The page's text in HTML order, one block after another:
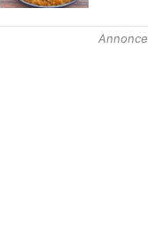
Annonce